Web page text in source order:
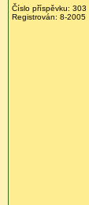
Číslo příspěvku: 303
Registrován: 8-2005